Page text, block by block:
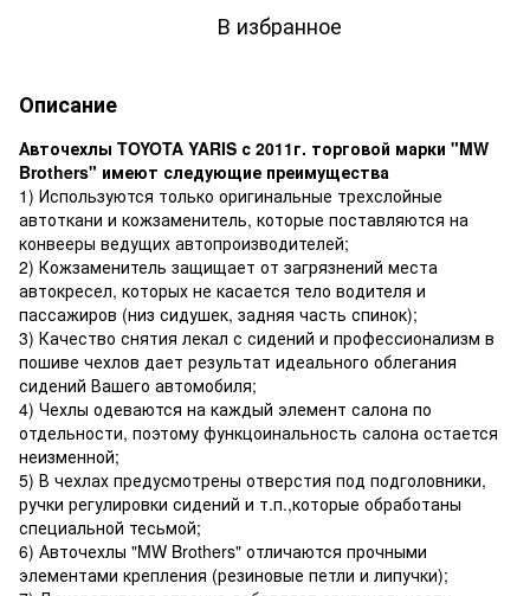
В избранное
Описание
Авточехлы TOYOTA YARIS с 2011г. торговой марки "MW
Brothers" имеют следующие преимущества
1) Используются только оригинальные трехслойные
автоткани и кожзаменитель, которые поставляются на
конвееры ведущих автопроизводителей;
2) Кожзаменитель защищает от загрязнений места
автокресел, которых не касается тело водителя и
пассажиров (низ сидушек, задняя часть спинок);
3) Качество снятия лекал с сидений и профессионализм в
пошиве чехлов дает результат идеального облегания
сидений Вашего автомобиля;
4) Чехлы одеваются на каждый элемент салона по
отдельности, поэтому функцоинальность салона остается
неизменной;
5) В чехлах предусмотрены отверстия под подголовники,
ручки регулировки сидений и т.п.,которые обработаны
специальной тесьмой;
6) Авточехлы "MW Brothers" отличаются прочными
элементами крепления (резиновые петли и липучки);